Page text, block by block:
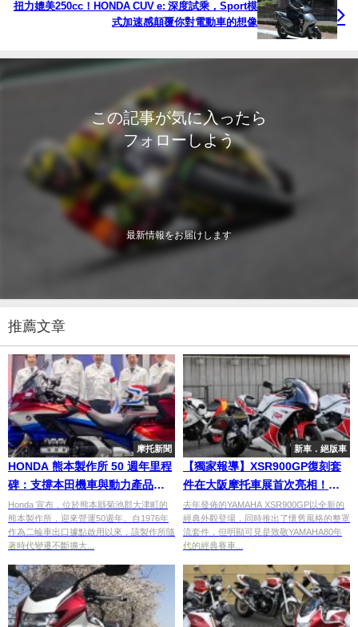
扭力媲美250cc！HONDA CUV e: 深度試乘，Sport模
式加速感顛覆你對電動車的想像
この記事が気に入ったら
フォローしよう
最新情報をお届けします
推薦文章
摩托新聞
HONDA 熊本製作所 50 週年里程
碑：支撐本田機車與動力產品的
關鍵生產基地
Honda 宣布，位於熊本縣菊池郡大津町的
熊本製作所，迎來營運50週年。自1976年
作為二輪車出口據點啟用以來，該製作所隨
著時代變遷不斷擴大...
新車．絕版車
【獨家報導】XSR900GP復刻套
件在大阪摩托車展首次亮相！重
現80年代經典跑車外觀
去年發佈的YAMAHA XSR900GP以全新的
經典外觀登場，同時推出了懷舊風格的整罩
流套件，但明顯可見是致敬YAMAHA80年
代的經典賽車...